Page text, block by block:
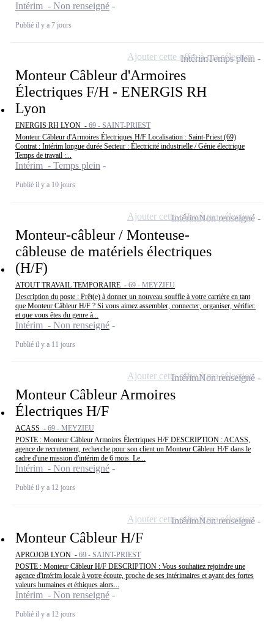
Intérim - Non renseigné
Publié il y a 7 jours
Monteur Câbleur d'Armoires
Électriques F/H - ENERGIS RH
Lyon
ENERGIS RH LYON - 69 - SAINT-PRIEST
Monteur Câbleur d'Armoires Électriques H/F Localisation : Saint-Priest (69)
Contrat : Intérim longue durée Secteur : Électricité industrielle / Génie électrique
Temps de travail :...
Intérim - Temps plein
Publié il y a 10 jours
IntérimTemps plein
Ajouter cette offre à ma sélection
Monteur-câbleur / Monteuse-
câbleuse de matériels électriques
(H/F)
ATOUT TRAVAIL TEMPORAIRE - 69 - MEYZIEU
Description du poste : Prêt(e) à donner un nouveau souffle à votre carrière en tant
que Monteur Câbleur H/F ? Si vous aimez assembler, connecter, organiser, vérifier.
et que vous êtes du genre à...
Intérim - Non renseigné
Publié il y a 11 jours
IntérimNon renseigné
Ajouter cette offre à ma sélection
Monteur Câbleur Armoires
Électriques H/F
ACASS - 69 - MEYZIEU
POSTE : Monteur Câbleur Armoires Électriques H/F DESCRIPTION : ACASS,
agence de recrutement, recherche pour son client un Monteur Câbleur H/F dans le
cadre d'une mission d'intérim de 6 mois. Le...
Intérim - Non renseigné
Publié il y a 12 jours
IntérimNon renseigné
Ajouter cette offre à ma sélection
Monteur Câbleur H/F
APROJOB LYON - 69 - SAINT-PRIEST
POSTE : Monteur Câbleur H/F DESCRIPTION : Vous souhaitez rejoindre une
agence d'intérim locale à votre écoute, proche de ses intérimaires et ayant des fortes
valeurs humaines et éthiques alors...
Intérim - Non renseigné
Publié il y a 12 jours
IntérimNon renseigné
Ajouter cette offre à ma sélection